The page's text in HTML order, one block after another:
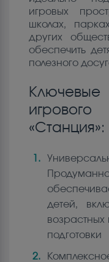
игровых
школах,
других
обеспечить
полезного
«Станция»:
детей,
возрастных
подготовки